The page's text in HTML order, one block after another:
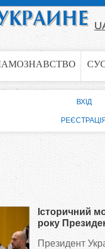
Історичний
року
у Сирії
Президент
ВХІД